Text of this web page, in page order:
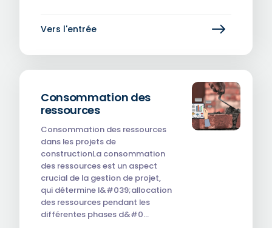
Vers l'entrée
Consommation des
ressources
Consommation des ressources
dans les projets de
constructionLa consommation
des ressources est un aspect
crucial de la gestion de projet,
qui détermine l&#039;allocation
des ressources pendant les
différentes phases d&#0…